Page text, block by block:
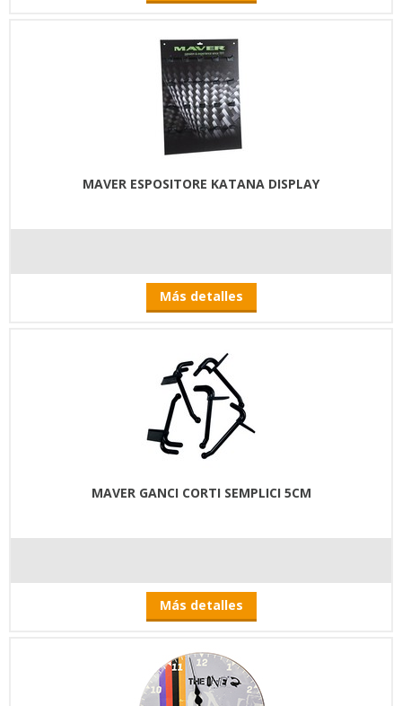
MAVER ESPOSITORE KATANA DISPLAY
Más detalles
MAVER GANCI CORTI SEMPLICI 5CM
Más detalles